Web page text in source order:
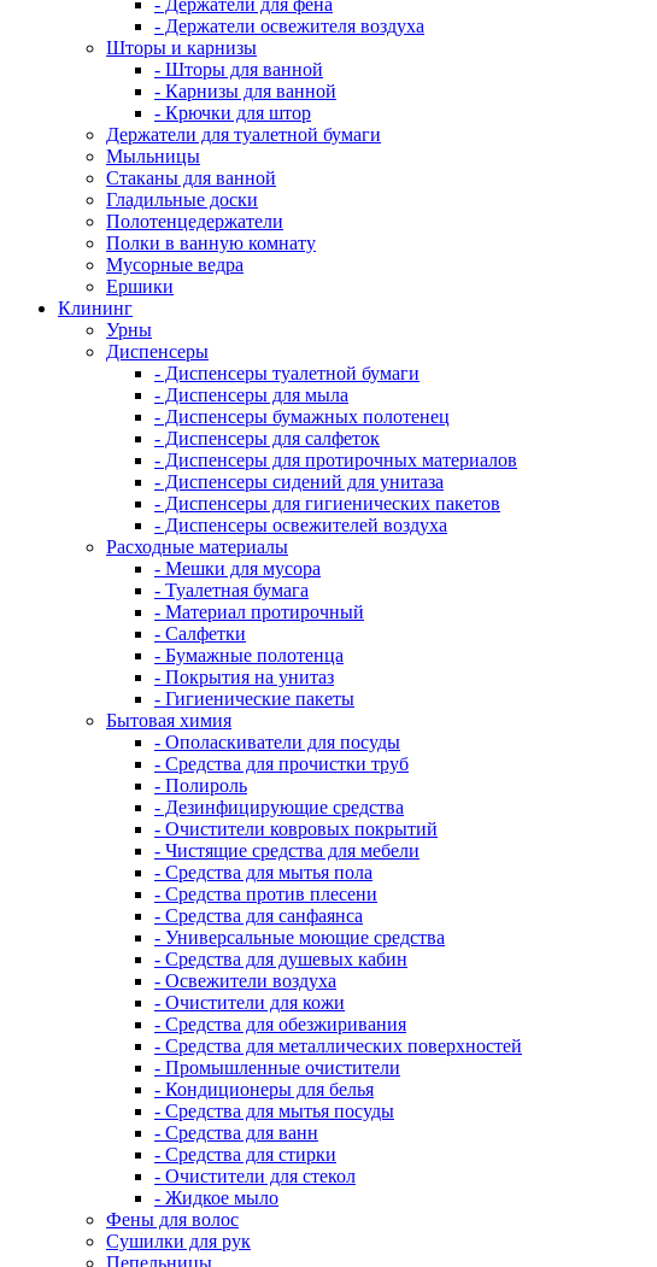
- Держатели для фена
- Держатели освежителя воздуха
Шторы и карнизы
- Шторы для ванной
- Карнизы для ванной
- Крючки для штор
Держатели для туалетной бумаги
Мыльницы
Стаканы для ванной
Гладильные доски
Полотенцедержатели
Полки в ванную комнату
Мусорные ведра
Ершики
Клининг
Урны
Диспенсеры
- Диспенсеры туалетной бумаги
- Диспенсеры для мыла
- Диспенсеры бумажных полотенец
- Диспенсеры для салфеток
- Диспенсеры для протирочных материалов
- Диспенсеры сидений для унитаза
- Диспенсеры для гигиенических пакетов
- Диспенсеры освежителей воздуха
Расходные материалы
- Мешки для мусора
- Туалетная бумага
- Материал протирочный
- Салфетки
- Бумажные полотенца
- Покрытия на унитаз
- Гигиенические пакеты
Бытовая химия
- Ополаскиватели для посуды
- Средства для прочистки труб
- Полироль
- Дезинфицирующие средства
- Очистители ковровых покрытий
- Чистящие средства для мебели
- Средства для мытья пола
- Средства против плесени
- Средства для санфаянса
- Универсальные моющие средства
- Средства для душевых кабин
- Освежители воздуха
- Очистители для кожи
- Средства для обезжиривания
- Средства для металлических поверхностей
- Промышленные очистители
- Кондиционеры для белья
- Средства для мытья посуды
- Средства для ванн
- Средства для стирки
- Очистители для стекол
- Жидкое мыло
Фены для волос
Сушилки для рук
Пепельницы